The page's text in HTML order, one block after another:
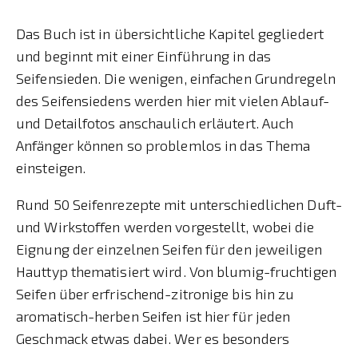
Das Buch ist in übersichtliche Kapitel gegliedert
und beginnt mit einer Einführung in das
Seifensieden. Die wenigen, einfachen Grundregeln
des Seifensiedens werden hier mit vielen Ablauf-
und Detailfotos anschaulich erläutert. Auch
Anfänger können so problemlos in das Thema
einsteigen.
Rund 50 Seifenrezepte mit unterschiedlichen Duft-
und Wirkstoffen werden vorgestellt, wobei die
Eignung der einzelnen Seifen für den jeweiligen
Hauttyp thematisiert wird. Von blumig-fruchtigen
Seifen über erfrischend-zitronige bis hin zu
aromatisch-herben Seifen ist hier für jeden
Geschmack etwas dabei. Wer es besonders